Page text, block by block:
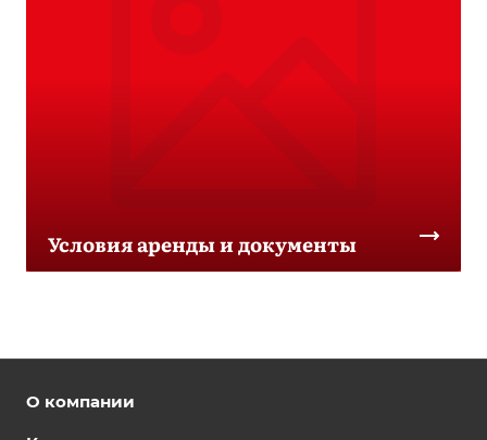
Условия аренды и документы
О компании